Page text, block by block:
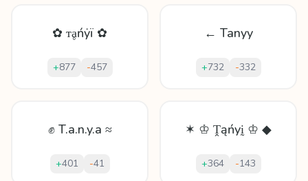
✿ ᴛḁńẏï ✿
+877 -457
← Tanyy
+732 -332
✊ T.a.n.y.a ≈
+401 -41
✶ ♔ Ṱąńyḭ ♔ ◆
+364 -143